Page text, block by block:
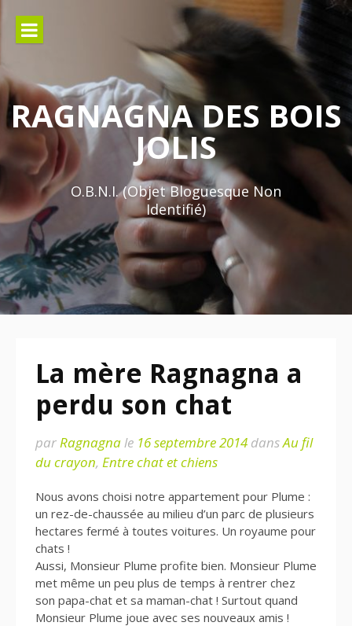
contenu
RAGNAGNA DES BOIS
JOLIS
O.B.N.I. (Objet Bloguesque Non
Identifié)
La mère Ragnagna a
perdu son chat
parRagnagnale 16 septembre 2014 dansAu fil
du crayon, Entre chat et chiens
Nous avons choisi notre appartement pour Plume :
un rez-de-chaussée au milieu d’un parc de plusieurs
hectares fermé à toutes voitures. Un royaume pour
chats !
Aussi, Monsieur Plume profite bien. Monsieur Plume
met même un peu plus de temps à rentrer chez
son papa-chat et sa maman-chat ! Surtout quand
Monsieur Plume joue avec ses nouveaux amis !